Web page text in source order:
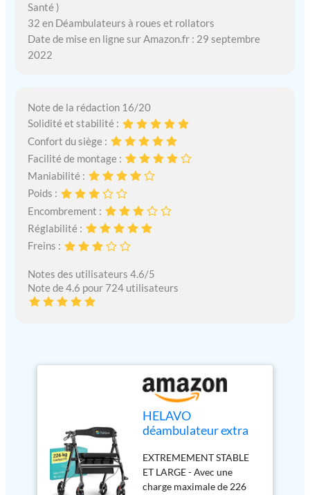
Santé )
32 en Déambulateurs à roues et rollators
Date de mise en ligne sur Amazon.fr : 29 septembre
2022
Note de la rédaction 16/20
Solidité et stabilité :
Confort du siège :
Facilité de montage :
Maniabilité :
Poids :
Encombrement :
Réglabilité :
Freins :
Notes des utilisateurs 4.6/5
Note de 4.6 pour 724 utilisateurs
HELAVO
déambulateur extra
réglable en hauteur -
Rollator pliable à 4
roues pour charges
EXTREMEMENT STABLE
ET LARGE - Avec une
charge maximale de 226